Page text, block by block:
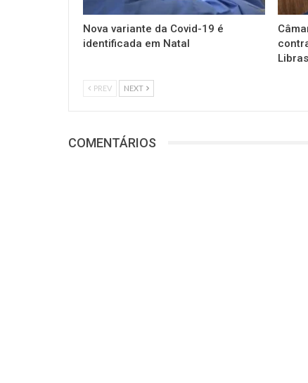
Nova variante da Covid-19 é
identificada em Natal
PREV NEXT
COMENTÁRIOS